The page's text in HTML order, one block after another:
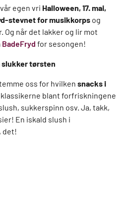
egen vri Halloween, 17. mai,
stevnet for musikkorps og
Og når det lakker og lir mot
BadeFryd for sesongen!
slukker tørsten
oss for hvilken snacks i
blant forfriskningene
sukkerspinn osv. Ja, takk,
En iskald slush i
, det!